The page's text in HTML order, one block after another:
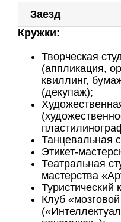
Заезд
Кружки:
Творческая
(аппликация,
квиллинг,
(декупаж);
Танцевальная
Этикет-
Театральная
мастерства
Туристический
Клуб